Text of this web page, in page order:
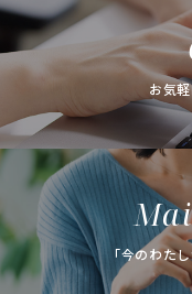
お気
「今のわた